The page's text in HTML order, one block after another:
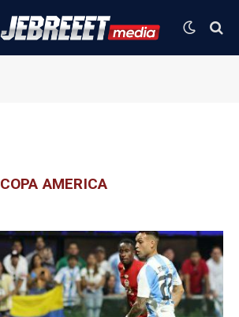
COPA AMERICA